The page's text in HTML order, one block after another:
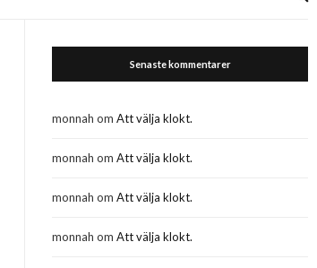
Senaste kommentarer
monnah omAtt välja klokt.
monnah omAtt välja klokt.
monnah omAtt välja klokt.
monnah omAtt välja klokt.